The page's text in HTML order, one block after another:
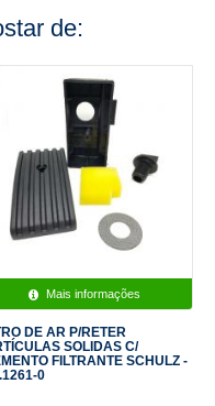
de:
Mais informações
DE AR P/RETER
SOLIDAS C/
FILTRANTE SCHULZ -
0